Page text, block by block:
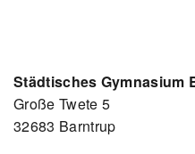
Städtisches Gymnasium
Große Twete 5
32683 Barntrup